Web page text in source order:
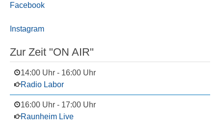
Facebook
Instagram
Zur Zeit "ON AIR"
14:00 Uhr - 16:00 Uhr
Radio Labor
16:00 Uhr - 17:00 Uhr
Raunheim Live